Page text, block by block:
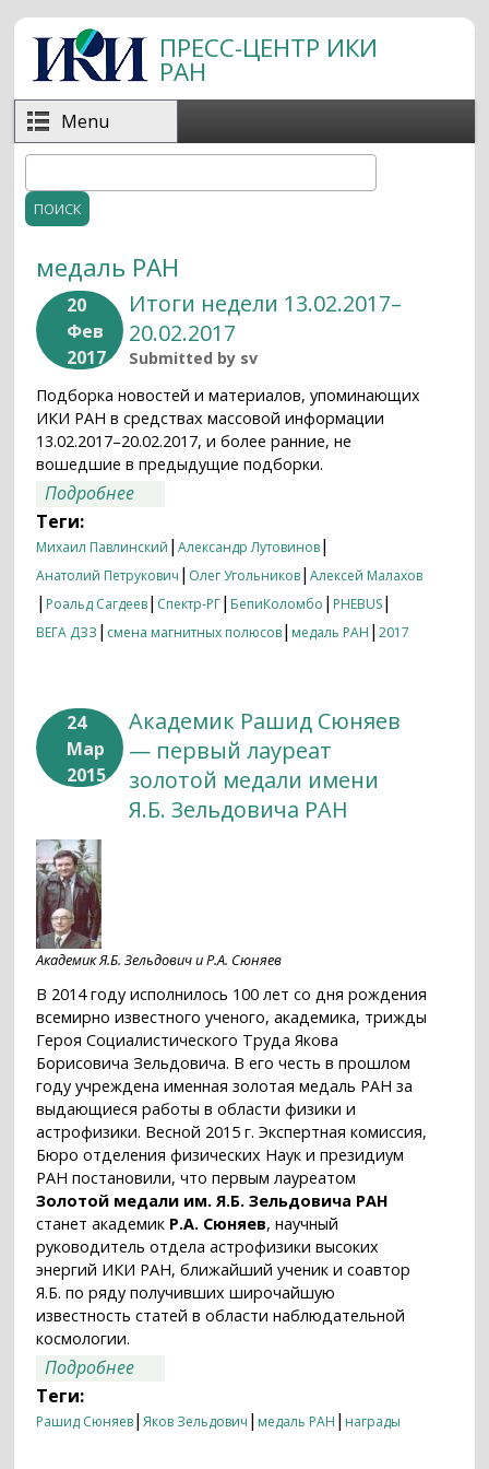
Перейти к основному содержанию
ПРЕСС-ЦЕНТР ИКИ
РАН
Menu
Форма поиска
медаль РАН
20
Фев
2017
Итоги недели 13.02.2017–
20.02.2017
Submitted by sv
Подборка новостей и материалов, упоминающих
ИКИ РАН в средствах массовой информации
13.02.2017–20.02.2017, и более ранние, не
вошедшие в предыдущие подборки.
Подробнее
Теги:
Михаил Павлинский |Александр Лутовинов|
Анатолий Петрукович | Олег Угольников|Алексей Малахов
| Роальд Сагдеев| Спектр-РГ| БепиКоломбо | PHEBUS|
ВЕГА ДЗЗ | смена магнитных полюсов| медаль РАН |2017
24
Мар
2015
Академик Рашид Сюняев
— первый лауреат
золотой медали имени
Я.Б. Зельдовича РАН
Академик Я.Б. Зельдович и Р.А. Сюняев
В 2014 году исполнилось 100 лет со дня рождения
всемирно известного ученого, академика, трижды
Героя Социалистического Труда Якова
Борисовича Зельдовича. В его честь в прошлом
году учреждена именная золотая медаль РАН за
выдающиеся работы в области физики и
астрофизики. Весной 2015 г. Экспертная комиссия,
Бюро отделения физических Наук и президиум
РАН постановили, что первым лауреатом
Золотой медали им. Я.Б. Зельдовича РАН
станет академик Р.А. Сюняев, научный
руководитель отдела астрофизики высоких
энергий ИКИ РАН, ближайший ученик и соавтор
Я.Б. по ряду получивших широчайшую
известность статей в области наблюдательной
космологии.
Подробнее
Я.Б. Зельдовича РАН
Теги:
Рашид Сюняев|Яков Зельдович | медаль РАН | награды